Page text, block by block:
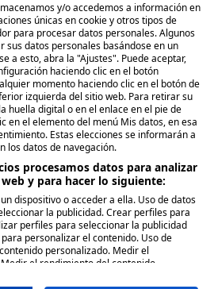
y/o accedemos a información en
únicas en cookie y otros tipos de
para procesar datos personales. Algunos
sus datos personales basándose en un
a esto, abra la "Ajustes". Puede aceptar,
haciendo clic en el botón
momento haciendo clic en el botón de
izquierda del sitio web. Para retirar su
huella digital o en el enlace en el pie de
en el elemento del menú Mis datos, en esa
Estas elecciones se informarán a
los datos de navegación.
procesamos datos para analizar
y para hacer lo siguiente:
dispositivo o acceder a ella. Uso de datos
la publicidad. Crear perfiles para
perfiles para seleccionar la publicidad
personalizar el contenido. Uso de
personalizado. Medir el
el rendimiento del contenido.